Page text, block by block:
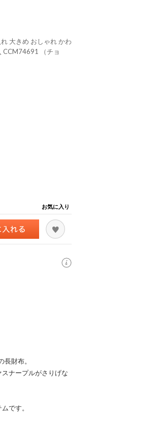
大きめ おしゃれ かわ
CCM74691 （チョ
お気に入り
財布。
ナープルがさりげな
です。